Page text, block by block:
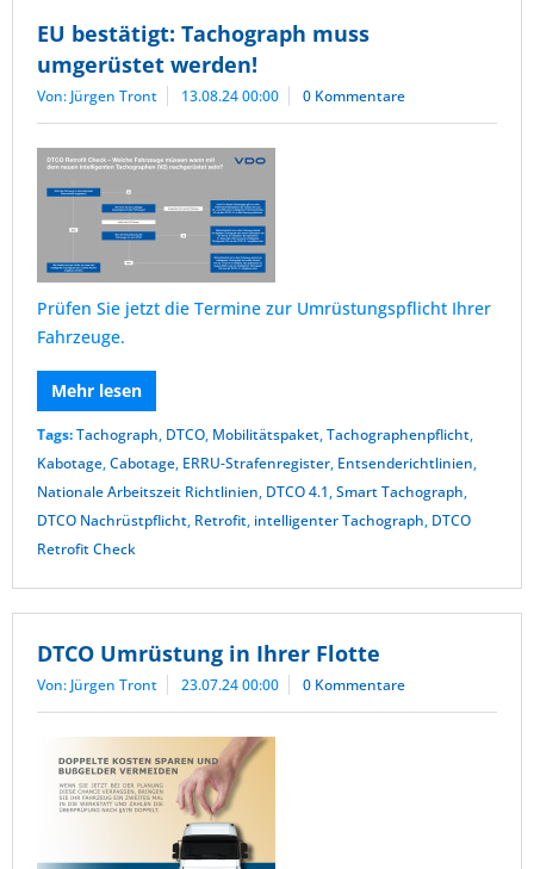
EU bestätigt: Tachograph muss
umgerüstet werden!
Von: Jürgen Tront 13.08.24 00:00 0 Kommentare
Prüfen Sie jetzt die Termine zur Umrüstungspflicht Ihrer
Fahrzeuge.
Mehr lesen
Tags:Tachograph, DTCO, Mobilitätspaket,Tachographenpflicht,
Kabotage,Cabotage, ERRU-Strafenregister, Entsenderichtlinien,
Nationale Arbeitszeit Richtlinien, DTCO 4.1,Smart Tachograph,
DTCO Nachrüstpflicht, Retrofit, intelligenter Tachograph, DTCO
Retrofit Check
DTCO Umrüstung in Ihrer Flotte
Von: Jürgen Tront 23.07.24 00:00 0 Kommentare